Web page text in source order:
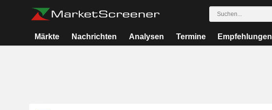
Märkte Nachrichten Analysen Termine Empfehlungen